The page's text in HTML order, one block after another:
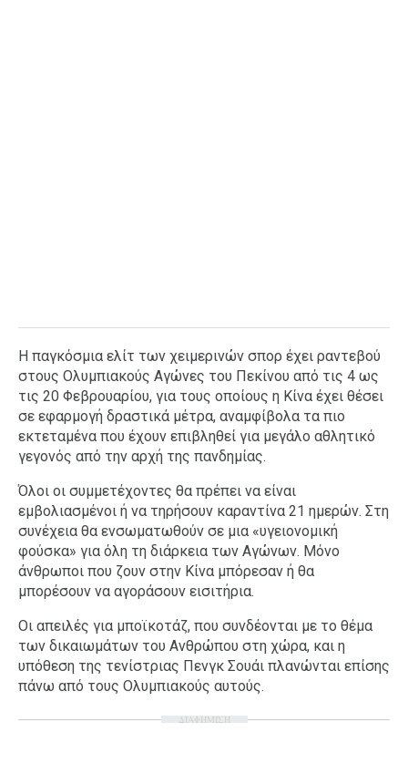
Η παγκόσμια ελίτ των χειμερινών σπορ έχει ραντεβού
στους Ολυμπιακούς Αγώνες του Πεκίνου από τις 4 ως
τις 20 Φεβρουαρίου, για τους οποίους η Κίνα έχει θέσει
σε εφαρμογή δραστικά μέτρα, αναμφίβολα τα πιο
εκτεταμένα που έχουν επιβληθεί για μεγάλο αθλητικό
γεγονός από την αρχή της πανδημίας.
Όλοι οι συμμετέχοντες θα πρέπει να είναι
εμβολιασμένοι ή να τηρήσουν καραντίνα 21 ημερών. Στη
συνέχεια θα ενσωματωθούν σε μια «υγειονομική
φούσκα» για όλη τη διάρκεια των Αγώνων. Μόνο
άνθρωποι που ζουν στην Κίνα μπόρεσαν ή θα
μπορέσουν να αγοράσουν εισιτήρια.
Οι απειλές για μποϊκοτάζ, που συνδέονται με το θέμα
των δικαιωμάτων του Ανθρώπου στη χώρα, και η
υπόθεση της τενίστριας Πενγκ Σουάι πλανώνται επίσης
πάνω από τους Ολυμπιακούς αυτούς.
ΔΙΑΦΗΜΙΣΗ